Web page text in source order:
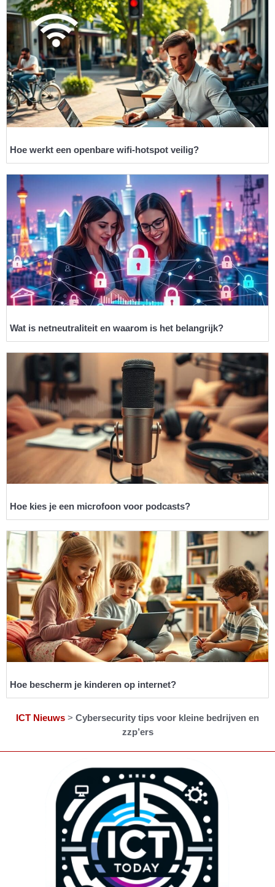
Hoe werkt een openbare wifi-hotspot veilig?
Wat is netneutraliteit en waarom is het belangrijk?
Hoe kies je een microfoon voor podcasts?
Hoe bescherm je kinderen op internet?
ICT Nieuws > Cybersecurity tips voor kleine bedrijven en
zzp’ers